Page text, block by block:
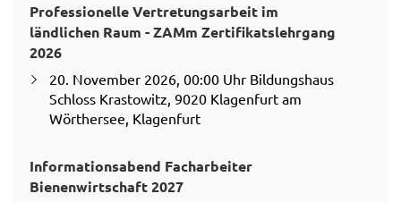
Professionelle Vertretungsarbeit im
ländlichen Raum - ZAMm Zertifikatslehrgang
2026
20. November 2026, 00:00 Uhr Bildungshaus
Schloss Krastowitz, 9020 Klagenfurt am
Wörthersee, Klagenfurt
Informationsabend Facharbeiter
Bienenwirtschaft 2027